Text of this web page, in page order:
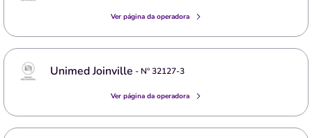
Ver página da operadora
Unimed Joinville - Nº32127-3
Ver página da operadora